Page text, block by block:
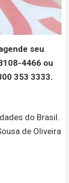
seu
4466 ou
353 3333.
do Brasil.
de Oliveira